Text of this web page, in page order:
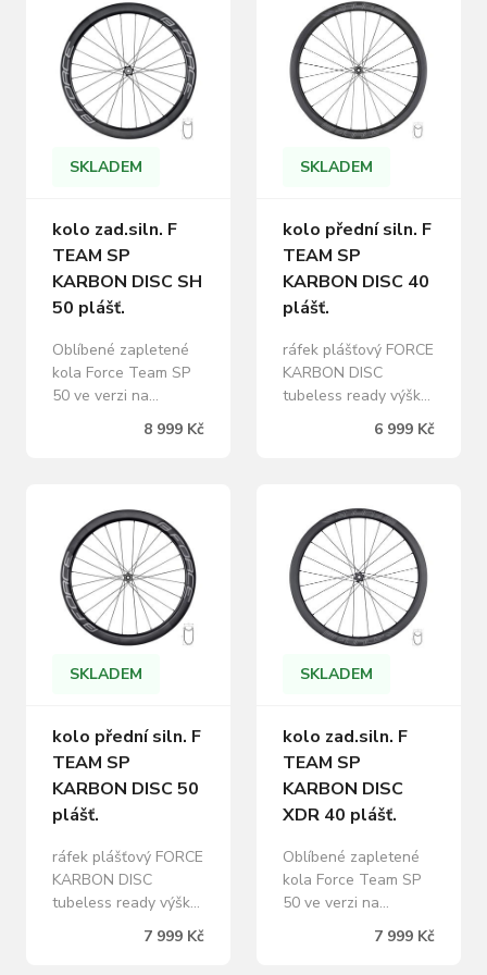
i bez. Určeno pro
12mm osy. ráfek
plášťový FORCE
KARBON DISC
tubeless ready výška:
40 mm, vnitřní šířka
ráfku 19mm, 24 děr Al
i bez. Určeno pro
12mm osy. ráfek
plášťový FORCE
KARBON DISC
tubeless ready výška:
40 mm, vnitřní šířka
ráfku 19mm, 24 děr Al
SKLADEM
kolo zad.siln. F
TEAM SP
KARBON DISC SH
50 plášť.
Oblíbené zapletené
kola Force Team SP
50 ve verzi na
kotoučové brzdy.
Uchycení kotoučů na
použití s plášti. S duší
i bez. Určeno pro
12mm osy. ráfek
plášťový FORCE
KARBON DISC
tubeless ready výška:
50 mm, vnitřní šířka
ráfku 19mm, 24 děr Al
8 999 Kč
SKLADEM
kolo přední siln. F
TEAM SP
KARBON DISC 40
plášť.
ráfek plášťový FORCE
KARBON DISC
tubeless ready výška:
ráfku 19mm, 24 děr Al
osa: 12 x 100 mm
dráty DT Aero comp
straight pull včetně
náhradních drátů
maximální
doporučená hmotnost
jezdce: 100 kg
maximální tlak pláště
6 999 Kč
SKLADEM
kolo přední siln. F
TEAM SP
KARBON DISC 50
plášť.
ráfek plášťový FORCE
KARBON DISC
tubeless ready výška:
50 mm, vnitřní šířka
ráfku 19mm, 24 děr Al
7 999 Kč
SKLADEM
kolo zad.siln. F
TEAM SP
KARBON DISC
XDR 40 plášť.
Oblíbené zapletené
kola Force Team SP
50 ve verzi na
Uchycení kotoučů na
7 999 Kč